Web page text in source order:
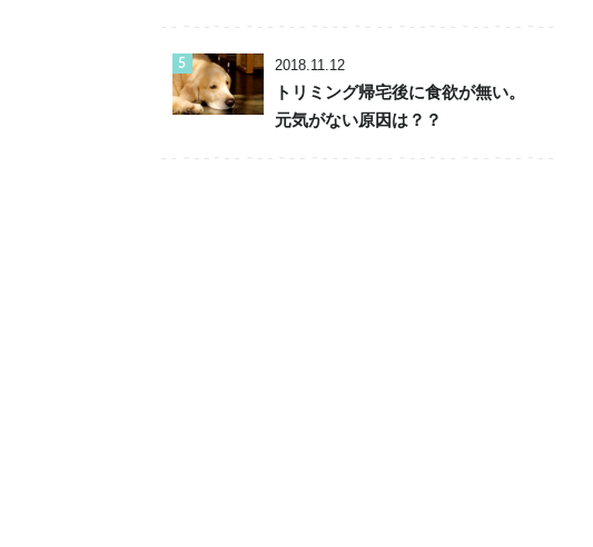
2018.11.12
トリミング帰宅後に食欲が無い。
元気がない原因は？？